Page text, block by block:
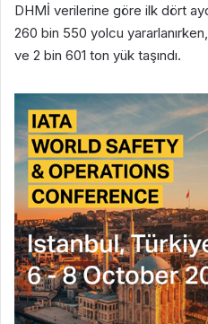
DHMİ verilerine göre ilk dört
260 bin 550 yolcu
ve 2 bin 601 ton yük taşındı.